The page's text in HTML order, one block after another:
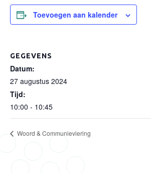
Toevoegen aan kalender
GEGEVENS
Datum:
27 augustus 2024
Tijd:
10:00 - 10:45
Woord & Communieviering